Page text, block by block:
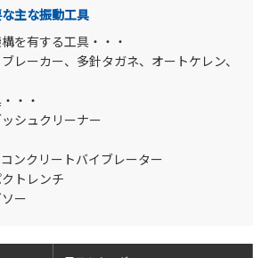
主な振動工具
を有する工具・・・
レーカー、多針タガネ、オートケレン、
・・
シュクリーナー
ンクリートバイブレーター
トレンチ
ー